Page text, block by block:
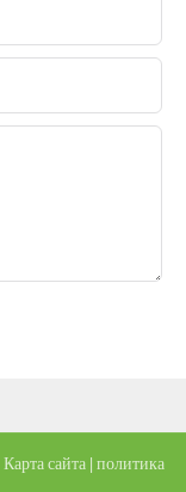
Карта сайта|политика